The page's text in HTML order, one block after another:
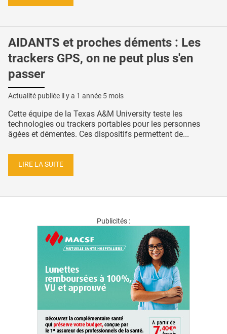
AIDANTS et proches déments : Les
trackers GPS, on ne peut plus s'en
passer
Actualité publiée il y a 1 année 5 mois
Cette équipe de la Texas A&M University teste les
technologies ou trackers portables pour les personnes
âgées et démentes. Ces dispositifs permettent de...
LIRE LA SUITE
Publicités :